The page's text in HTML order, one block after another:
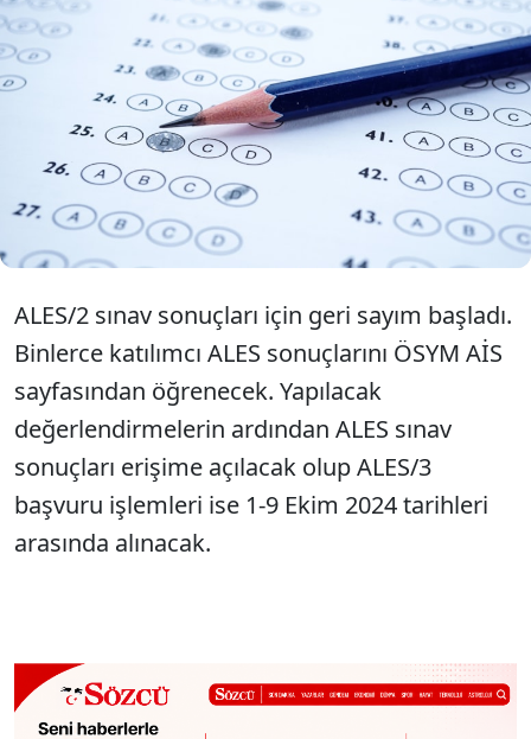
ALES/2 sonuçları için gözler ÖSYM'de! Akademik
Personel ve Lisansüstü Eğitimi Giriş Sınavı'nın
tamamlanmasıyla birlikte adaylar ALES sonuçları
sorgulama işlemlerini yapıyor. Yılda üç kez
gerçekleşen sınavın ikinci oturumunun sonuçları
ise bu hafta ilan edilecek. Peki; 2024 ALES sınav
sonuçları ne zaman açıklanacak? İşte ALES
sonuçları sorgulama bilgileri.
ALES/2 sınav sonuçları için geri sayım başladı.
Binlerce katılımcı ALES sonuçlarını ÖSYM AİS
sayfasından öğrenecek. Yapılacak
değerlendirmelerin ardından ALES sınav
sonuçları erişime açılacak olup ALES/3
başvuru işlemleri ise 1-9 Ekim 2024 tarihleri
arasında alınacak.